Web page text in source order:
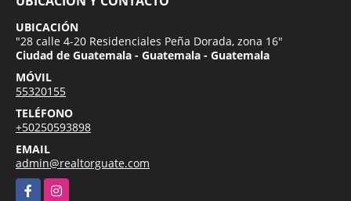
UBICACIÓN
"28 calle 4-20 Residenciales Peña Dorada, zona 16"
Ciudad de Guatemala - Guatemala - Guatemala
MÓVIL
55320155
TELÉFONO
+50250593898
EMAIL
admin@realtorguate.com
FacebookInstagram